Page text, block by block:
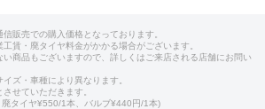
販売での購入価格となっております。
賃・廃タイヤ料金がかかる場合がございます。
い商品もございますので、詳しくはご来店される店舗にお問い
ズ・車種により異なります。
せていただきます。
タイヤ¥550/1本、バルブ¥440円/1本)